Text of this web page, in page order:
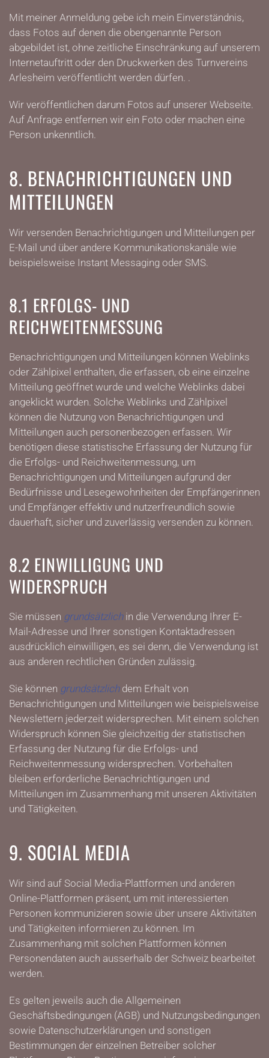
Mit meiner Anmeldung gebe ich mein Einverständnis,
dass Fotos auf denen die obengenannte Person
abgebildet ist, ohne zeitliche Einschränkung auf unserem
Internetauftritt oder den Druckwerken des Turnvereins
Arlesheim veröffentlicht werden dürfen. .
Wir veröffentlichen darum Fotos auf unserer Webseite.
Auf Anfrage entfernen wir ein Foto oder machen eine
Person unkenntlich.
8. BENACHRICHTIGUNGEN UND
MITTEILUNGEN
Wir versenden Benachrichtigungen und Mitteilungen per
E-Mail und über andere Kommunikationskanäle wie
beispielsweise Instant Messaging oder SMS.
8.1 ERFOLGS- UND
REICHWEITENMESSUNG
Benachrichtigungen und Mitteilungen können Weblinks
oder Zählpixel enthalten, die erfassen, ob eine einzelne
Mitteilung geöffnet wurde und welche Weblinks dabei
angeklickt wurden. Solche Weblinks und Zählpixel
können die Nutzung von Benachrichtigungen und
Mitteilungen auch personenbezogen erfassen. Wir
benötigen diese statistische Erfassung der Nutzung für
die Erfolgs- und Reichweitenmessung, um
Benachrichtigungen und Mitteilungen aufgrund der
Bedürfnisse und Lesegewohnheiten der Empfängerinnen
und Empfänger effektiv und nutzerfreundlich sowie
dauerhaft, sicher und zuverlässig versenden zu können.
8.2 EINWILLIGUNG UND
WIDERSPRUCH
Sie müssen grundsätzlichin die Verwendung Ihrer E-
Mail-Adresse und Ihrer sonstigen Kontaktadressen
ausdrücklich einwilligen, es sei denn, die Verwendung ist
aus anderen rechtlichen Gründen zulässig.
Sie können grundsätzlichdem Erhalt von
Benachrichtigungen und Mitteilungen wie beispielsweise
Newslettern jederzeit widersprechen. Mit einem solchen
Widerspruch können Sie gleichzeitig der statistischen
Erfassung der Nutzung für die Erfolgs- und
Reichweitenmessung widersprechen. Vorbehalten
bleiben erforderliche Benachrichtigungen und
Mitteilungen im Zusammenhang mit unseren Aktivitäten
und Tätigkeiten.
9. SOCIAL MEDIA
Wir sind auf Social Media-Plattformen und anderen
Online-Plattformen präsent, um mit interessierten
Personen kommunizieren sowie über unsere Aktivitäten
und Tätigkeiten informieren zu können. Im
Zusammenhang mit solchen Plattformen können
Personendaten auch ausserhalb der Schweiz bearbeitet
werden.
Es gelten jeweils auch die Allgemeinen
Geschäftsbedingungen (AGB) und Nutzungsbedingungen
sowie Datenschutzerklärungen und sonstigen
Bestimmungen der einzelnen Betreiber solcher